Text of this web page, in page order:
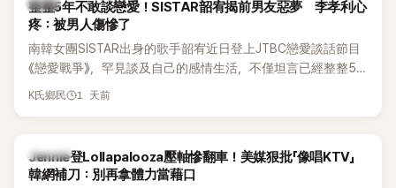
韓星
整整5年不敢談戀愛！SISTAR韶宥揭前男友惡夢 李孝利心
疼：被男人傷慘了
南韓女團SISTAR出身的歌手韶宥近日登上JTBC戀愛談話節目
《戀愛戰爭》，罕見談及自己的感情生活，不僅坦言已經整整5
年沒有談戀愛，更首度透露空窗至今的原因，全與上一段戀情
K氏鄉民 1 天前
K-POP
Jennie登Lollapalooza壓軸慘翻車！美媒狠批「像唱KTV」
韓網補刀：別再拿體力當藉口